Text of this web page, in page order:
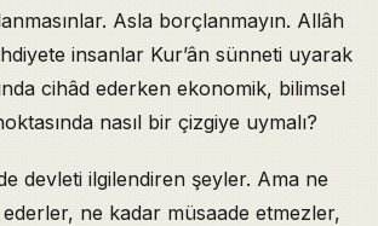
Asla borçlanmayın. Allâh
insanlar Kur’ân sünneti uyarak
cihâd ederken ekonomik, bilimsel
nasıl bir çizgiye uymalı?
devleti ilgilendiren şeyler. Ama ne
ne kadar müsaade etmezler,